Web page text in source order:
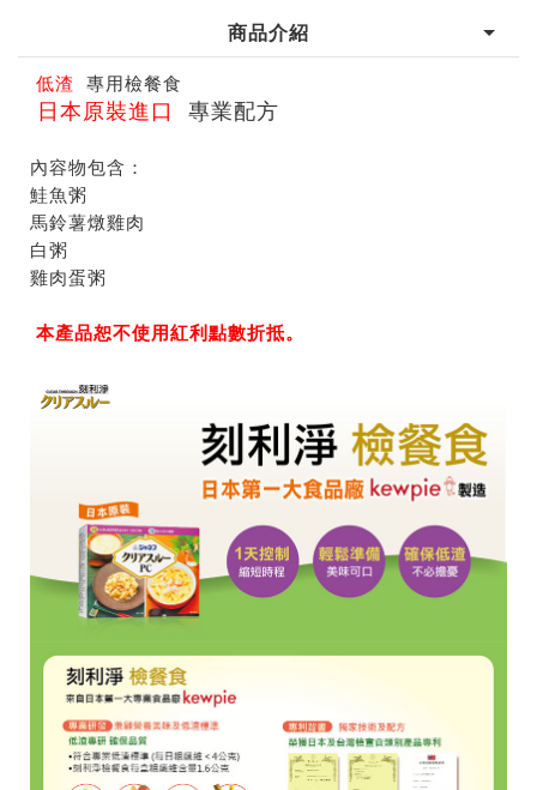
商品介紹
低渣 專用檢餐食
日本原裝進口 專業配方
內容物包含：
鮭魚粥
馬鈴薯燉雞肉
白粥
雞肉蛋粥
本產品恕不使用紅利點數折抵。